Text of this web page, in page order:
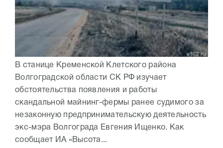
В станице Кременской Клетского района
Волгоградской области СК РФ изучает
обстоятельства появления и работы
скандальной майнинг-фермы ранее судимого за
незаконную предпринимательскую деятельность
экс-мэра Волгограда Евгения Ищенко. Как
сообщает ИА «Высота...